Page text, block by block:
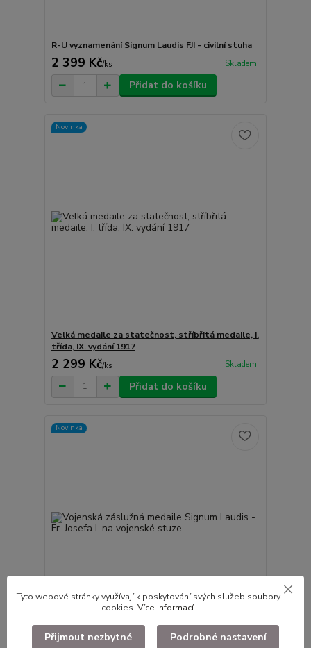
R-U vyznamenání Signum Laudis FJI - civilní stuha
2 399 Kč/ks Skladem
Přidat do košíku
Novinka
Velká medaile za statečnost, stříbřitá medaile, I.
třída, IX. vydání 1917
2 299 Kč/ks Skladem
Přidat do košíku
Novinka
Vojenská záslužná medaile Signum Laudis - Fr.
Tyto webové stránky využívají k poskytování svých služeb soubory
cookies. Více informací.
Přijmout nezbytné Podrobné nastavení